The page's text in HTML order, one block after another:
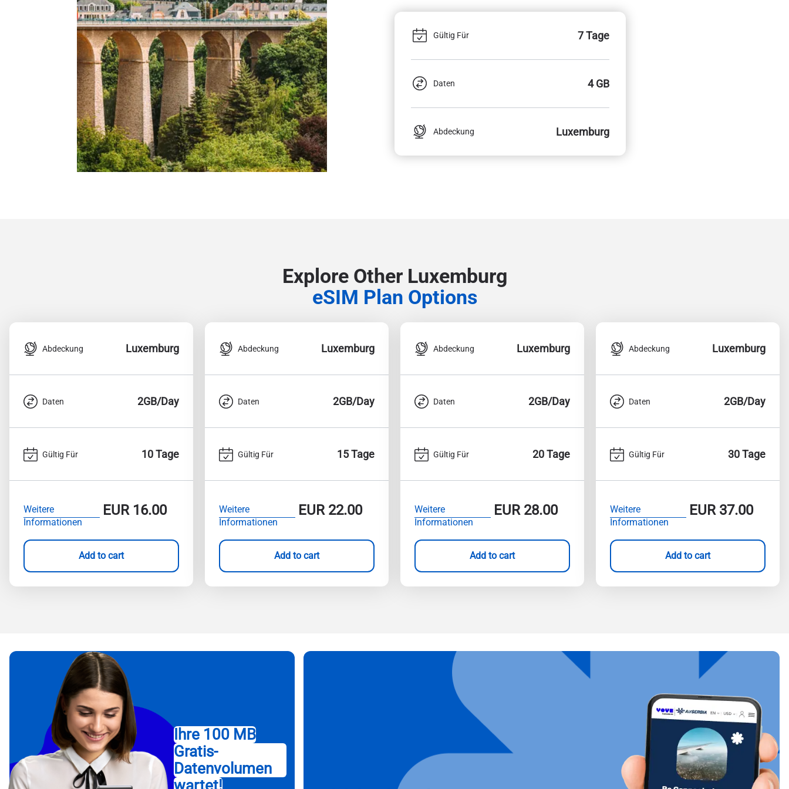
Gültig Für 7 Tage
Daten 4 GB
Abdeckung Luxemburg
Explore Other Luxemburg
eSIM Plan Options
Abdeckung Luxemburg
Daten 2GB/Day
Gültig Für 10 Tage
Weitere
Informationen
EUR16.00
Add to cart
Abdeckung Luxemburg
Daten 2GB/Day
Gültig Für 15 Tage
Weitere
Informationen
EUR22.00
Add to cart
Abdeckung Luxemburg
Daten 2GB/Day
Gültig Für 20 Tage
Weitere
Informationen
EUR28.00
Add to cart
Abdeckung Luxemburg
Daten 2GB/Day
Gültig Für 30 Tage
Weitere
Informationen
EUR37.00
Add to cart
Ihre 100 MB
Gratis-
Datenvolumen